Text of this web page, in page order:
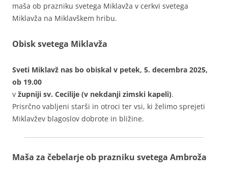
maša ob prazniku svetega Miklavža v cerkvi svetega
Miklavža na Miklavškem hribu.
Obisk svetega Miklavža
Sveti Miklavž nas bo obiskal v petek, 5. decembra 2025,
ob 19.00
v župniji sv. Cecilije (v nekdanji zimski kapeli).
Prisrčno vabljeni starši in otroci ter vsi, ki želimo sprejeti
Miklavžev blagoslov dobrote in bližine.
Maša za čebelarje ob prazniku svetega Ambroža